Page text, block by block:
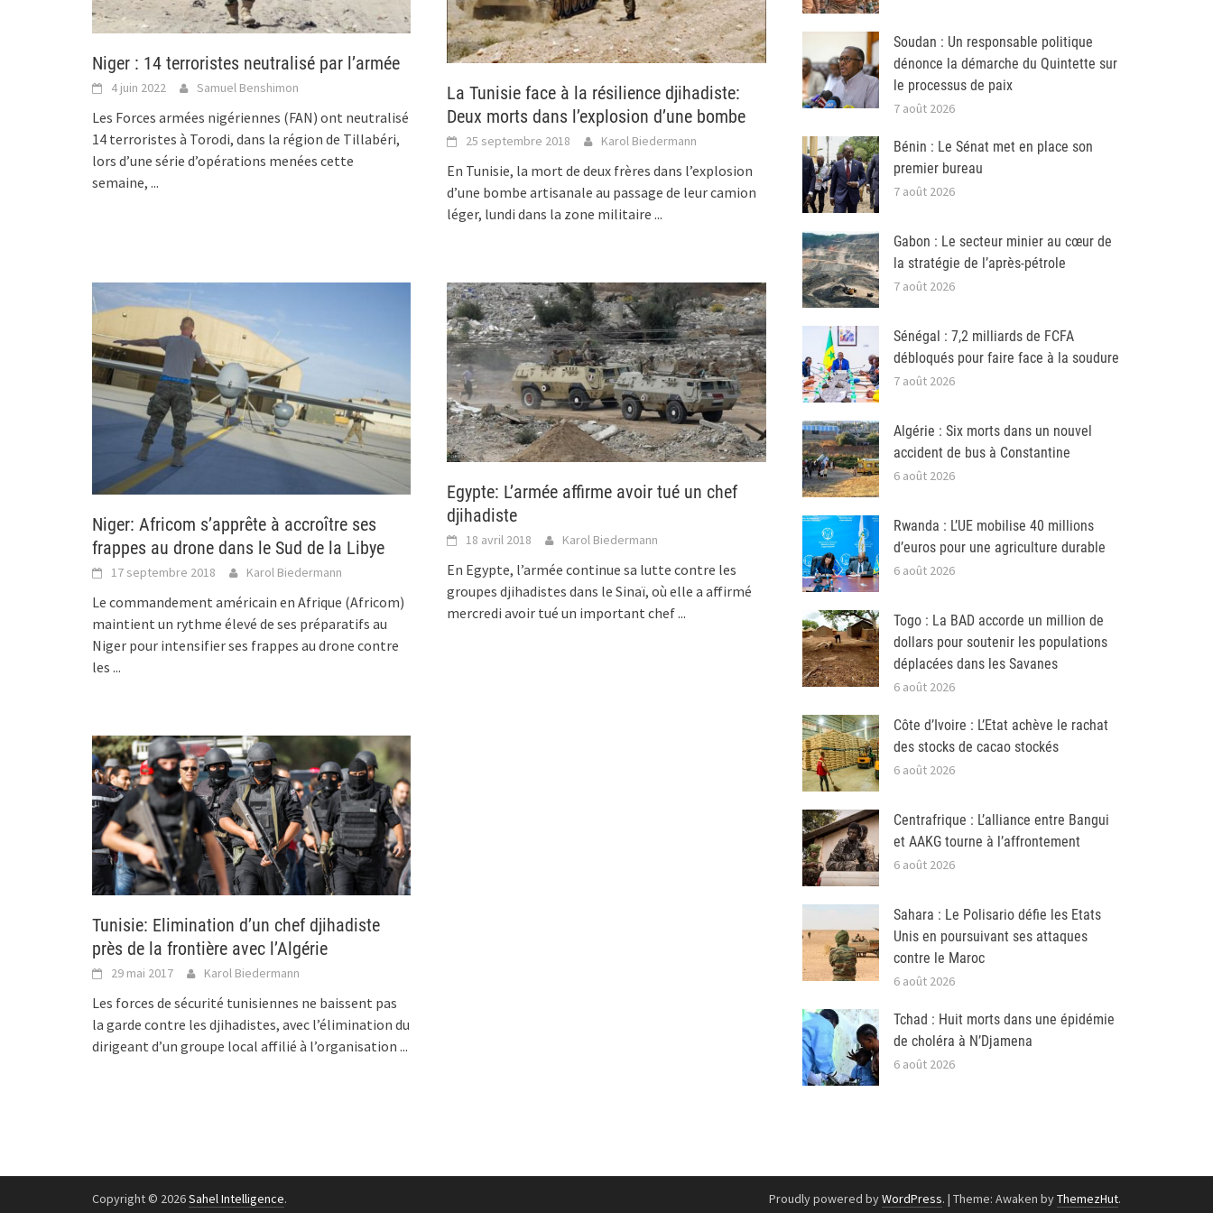
Niger : 14 terroristes neutralisé par l’armée
4 juin 2022 Samuel Benshimon
Les Forces armées nigériennes (FAN) ont neutralisé
14 terroristes à Torodi, dans la région de Tillabéri,
lors d’une série d’opérations menées cette
semaine, ...
La Tunisie face à la résilience djihadiste:
Deux morts dans l’explosion d’une bombe
25 septembre 2018 Karol Biedermann
En Tunisie, la mort de deux frères dans l’explosion
d’une bombe artisanale au passage de leur camion
léger, lundi dans la zone militaire...
Niger: Africom s’apprête à accroître ses
frappes au drone dans le Sud de la Libye
17 septembre 2018 Karol Biedermann
Le commandement américain en Afrique (Africom)
maintient un rythme élevé de ses préparatifs au
Niger pour intensifier ses frappes au drone contre
les ...
Egypte: L’armée affirme avoir tué un chef
djihadiste
18 avril 2018 Karol Biedermann
En Egypte, l’armée continue sa lutte contre les
groupes djihadistes dans le Sinaï, où elle a affirmé
mercredi avoir tué un important chef...
Tunisie: Elimination d’un chef djihadiste
près de la frontière avec l’Algérie
29 mai 2017 Karol Biedermann
Les forces de sécurité tunisiennes ne baissent pas
la garde contre les djihadistes, avec l’élimination du
dirigeant d’un groupe local affilié à l’organisation ...
Soudan : Un responsable politique
dénonce la démarche du Quintette sur
le processus de paix
7 août 2026
Bénin : Le Sénat met en place son
premier bureau
7 août 2026
Gabon : Le secteur minier au cœur de
la stratégie de l’après-pétrole
7 août 2026
Sénégal : 7,2 milliards de FCFA
débloqués pour faire face à la soudure
7 août 2026
Algérie : Six morts dans un nouvel
accident de bus à Constantine
6 août 2026
Rwanda : L’UE mobilise 40 millions
d’euros pour une agriculture durable
6 août 2026
Togo : La BAD accorde un million de
dollars pour soutenir les populations
déplacées dans les Savanes
6 août 2026
Côte d’Ivoire : L’Etat achève le rachat
des stocks de cacao stockés
6 août 2026
Centrafrique : L’alliance entre Bangui
et AAKG tourne à l’affrontement
6 août 2026
Sahara : Le Polisario défie les Etats
Unis en poursuivant ses attaques
contre le Maroc
6 août 2026
Tchad : Huit morts dans une épidémie
de choléra à N’Djamena
6 août 2026
Copyright © 2026Sahel Intelligence. Proudly powered byWordPress. | Theme: Awaken byThemezHut.